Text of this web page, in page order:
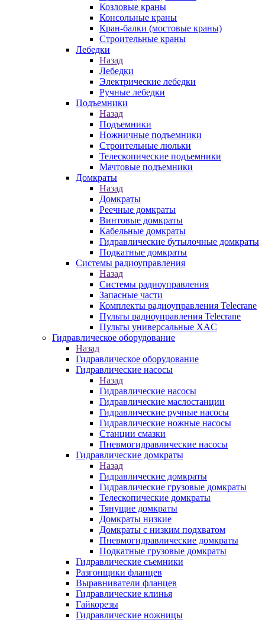
Козловые краны
Консольные краны
Кран-балки (мостовые краны)
Строительные краны
Лебедки
Назад
Лебедки
Электрические лебедки
Ручные лебедки
Подъемники
Назад
Подъемники
Ножничные подъемники
Строительные люльки
Телескопические подъемники
Мачтовые подъемники
Домкраты
Назад
Домкраты
Реечные домкраты
Винтовые домкраты
Кабельные домкраты
Гидравлические бутылочные домкраты
Подкатные домкраты
Системы радиоуправления
Назад
Системы радиоуправления
Запасные части
Комплекты радиоуправления Telecrane
Пульты радиоуправления Telecrane
Пульты универсальные XAC
Гидравлическое оборудование
Назад
Гидравлическое оборудование
Гидравлические насосы
Назад
Гидравлические насосы
Гидравлические маслостанции
Гидравлические ручные насосы
Гидравлические ножные насосы
Станции смазки
Пневмогидравлические насосы
Гидравлические домкраты
Назад
Гидравлические домкраты
Гидравлические грузовые домкраты
Телескопические домкраты
Тянущие домкраты
Домкраты низкие
Домкраты с низким подхватом
Пневмогидравлические домкраты
Подкатные грузовые домкраты
Гидравлические съемники
Разгонщики фланцев
Выравниватели фланцев
Гидравлические клинья
Гайкорезы
Гидравлические ножницы